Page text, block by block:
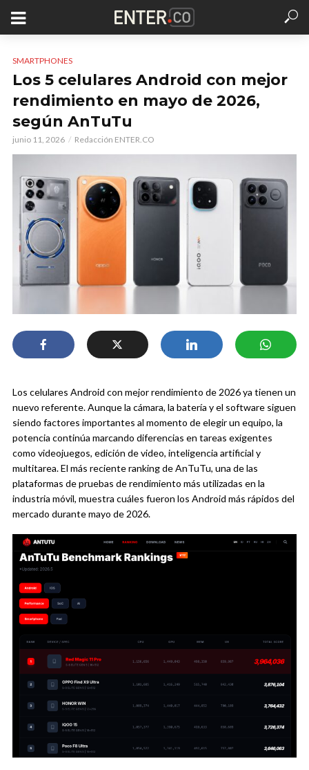
SMARTPHONES
Los 5 celulares Android con mejor
rendimiento en mayo de 2026,
según AnTuTu
junio 11, 2026 Redacción ENTER.CO
Los celulares Android con mejor rendimiento de 2026 ya tienen un
nuevo referente. Aunque la cámara, la batería y el software siguen
siendo factores importantes al momento de elegir un equipo, la
potencia continúa marcando diferencias en tareas exigentes
como videojuegos, edición de video, inteligencia artificial y
multitarea. El más reciente ranking de AnTuTu, una de las
plataformas de pruebas de rendimiento más utilizadas en la
industria móvil, muestra cuáles fueron los Android más rápidos del
mercado durante mayo de 2026.